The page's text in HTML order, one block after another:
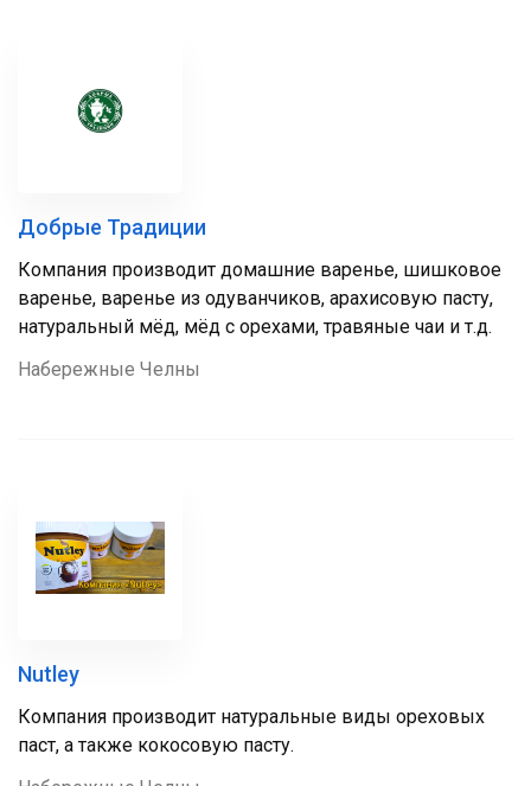
Добрые Традиции
Компания производит домашние варенье, шишковое
варенье, варенье из одуванчиков, арахисовую пасту,
натуральный мёд, мёд с орехами, травяные чаи и т.д.
Набережные Челны
Nutley
Компания производит натуральные виды ореховых
паст, а также кокосовую пасту.